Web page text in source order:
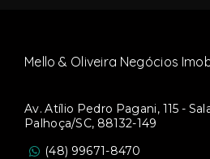
Mello & Oliveira Negócios
Av. Atílio Pedro Pagani, 115 -
Palhoça/SC, 88132-149
(48) 99671-8470